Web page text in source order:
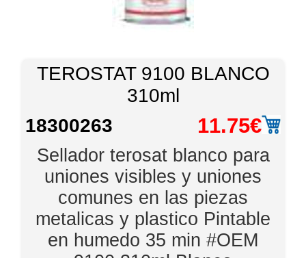
TEROSTAT 9100 BLANCO
310ml
18300263
11.75€
Sellador terosat blanco para
uniones visibles y uniones
comunes en las piezas
metalicas y plastico Pintable
en humedo 35 min #OEM